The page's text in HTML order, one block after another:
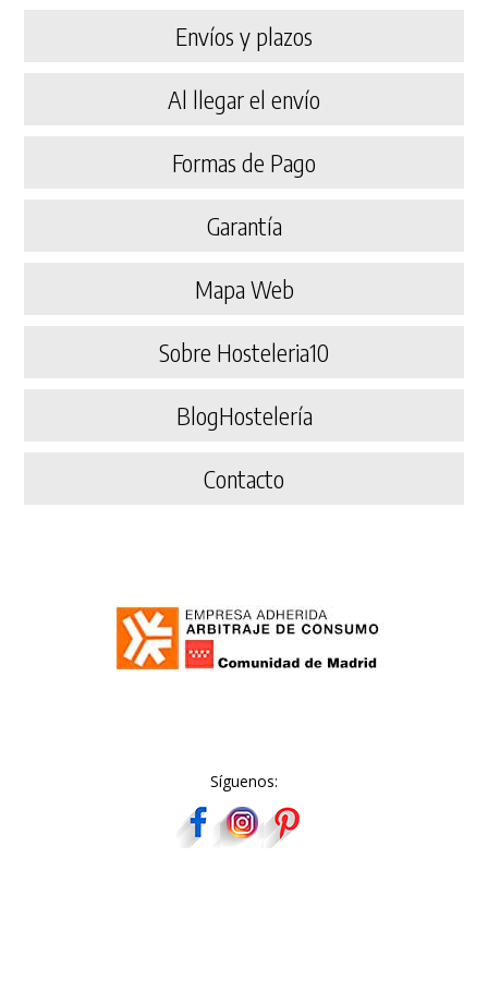
Envíos y plazos
Al llegar el envío
Formas de Pago
Garantía
Mapa Web
Sobre Hosteleria10
BlogHostelería
Contacto
Síguenos: